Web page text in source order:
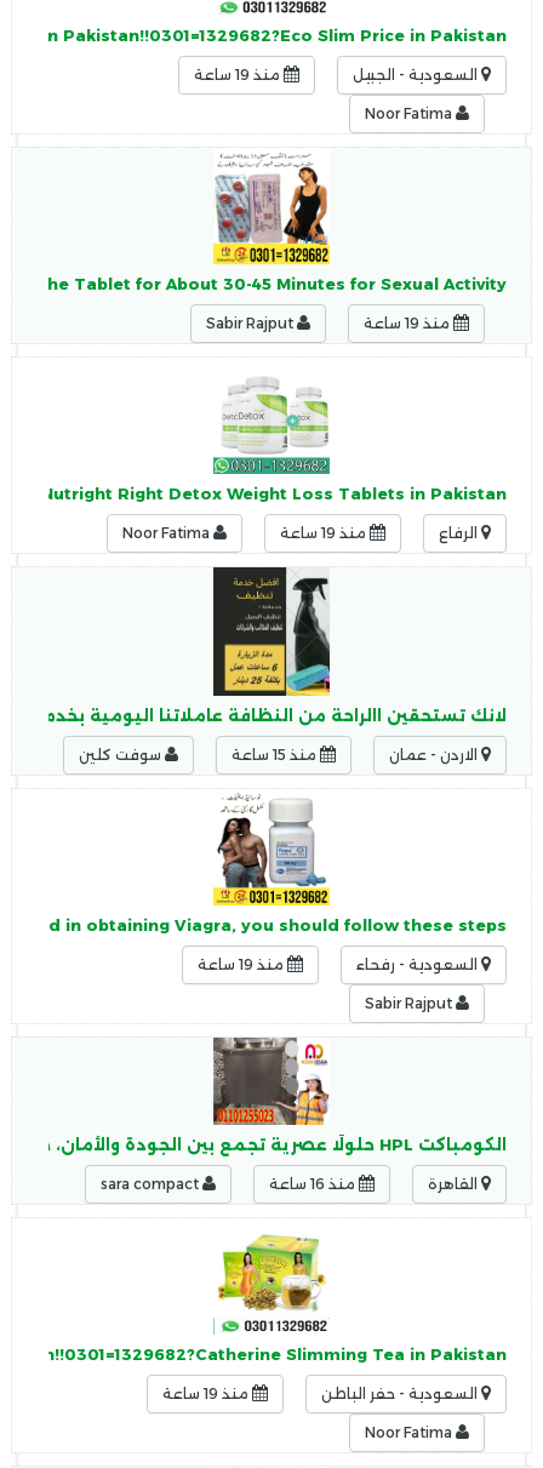
In Pakistan!!0301=1329682?Eco Slim Price in Pakistan
السعودية - الجبيل منذ 19 ساعة
the Tablet for About 30-45 Minutes for Sexual Activity.
منذ 19 ساعة
Right Detox Weight Loss Tablets in Pakistan
الرفاع منذ 19 ساعة
لانك تستحقين االراحة من النظافة عاملاتنا اليومية بخدمتك
الاردن - عمان منذ 15 ساعة سوفت كلين
in obtaining Viagra, you should follow these steps:
السعودية - رفحاء منذ 19 ساعة
الكومباكت HPL حلولًا عصرية تجمع بين الجودة والأمان، حيث يتميز الكومباكت HPL بـ: مقاومة عالية للرطوبة
القاهرة منذ 16 ساعة
Slimming Tea in Pakistan
السعودية - حفر الباطن منذ 19 ساعة